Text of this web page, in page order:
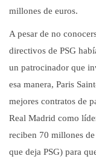
millones de euros.
A pesar de no
directivos de PSG
un patrocinador que
esa manera, Paris
mejores contratos de
Real Madrid como
reciben 70 millones
que deja PSG) para